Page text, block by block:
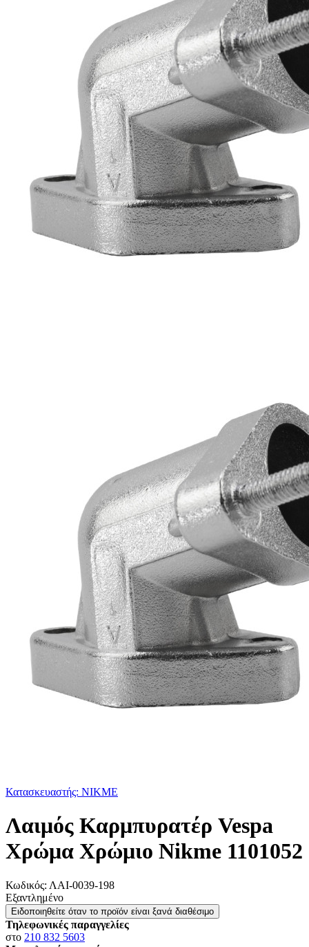
Κατασκευαστής: NIKME
Λαιμός Καρμπυρατέρ Vespa
Χρώμα Χρώμιο Nikme 1101052
Κωδικός: ΛΑΙ-0039-198
Εξαντλημένο
Ειδοποιηθείτε όταν το προϊόν είναι ξανά διαθέσιμο
Τηλεφωνικές παραγγελίες
στο 210 832 5603